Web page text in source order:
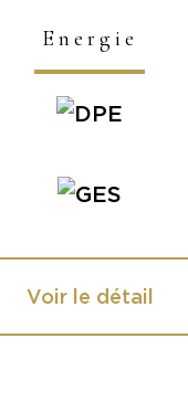
Energie
Voir le détail